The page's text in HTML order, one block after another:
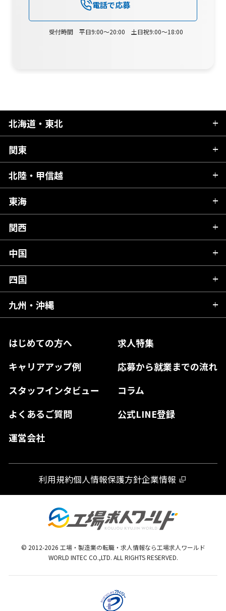
電話で応募
受付時間 平日9:00～20:00 土日祝9:00～18:00
はじめての方へ
求人特集
キャリアアップ例
応募から就業までの流れ
スタッフインタビュー
コラム
よくあるご質問
公式LINE登録
運営会社
北海道・東北
北海道
青森県
秋田県
岩手県
宮城県
福島県
関東
茨城県
栃木県
群馬県
千葉県
東京都
神奈川県
北陸・甲信越
新潟県
富山県
石川県
山梨県
長野県
東海
岐阜県
静岡県
愛知県
関西
滋賀県
京都府
大阪府
奈良県
和歌山県
中国
広島県
岡山県
島根県
山口県
四国
愛媛県
徳島県
九州・沖縄
熊本県
宮崎県
鹿児島県
利用規約個人情報保護方針企業情報
© 2012-2026 工場・製造業の転職・求人情報なら工場求人ワールド
WORLD INTEC CO.,LTD. ALL RIGHTS RESERVED.